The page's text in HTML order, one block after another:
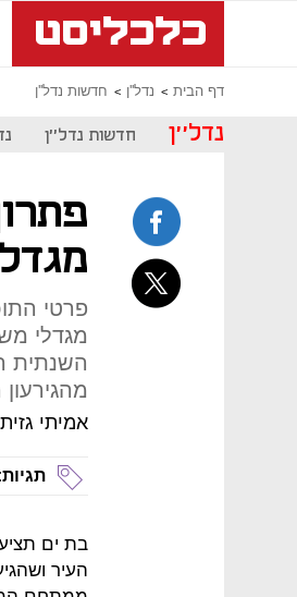
דף הבית נדל''ן חדשות נדל''ן
נדל''ן חדשות נדל''ן
פרטי
מהגירעון
אמיתי גזית
בת ים
העיר